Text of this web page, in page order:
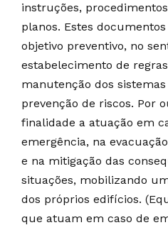
instruções,
planos. Estes
objetivo preventivo, no
estabelecimento de
manutenção dos
prevenção de riscos. Por
finalidade a atuação em
emergência, na
e na mitigação das
situações, mobilizando
dos próprios edifícios.
que atuam em caso de